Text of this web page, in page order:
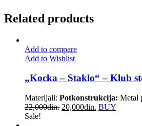
Related products
Add to compare
Add to Wishlist
„Kocka – Staklo“ – Klub
Materijali: Potkonstrukcija: Metal
22,000din. 20,000din. BUY
Sale!